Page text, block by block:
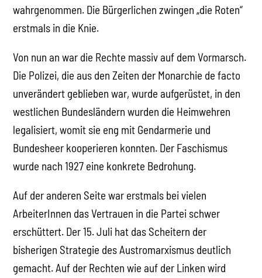
wahrgenommen. Die Bürgerlichen zwingen „die Roten“
erstmals in die Knie.
Von nun an war die Rechte massiv auf dem Vormarsch.
Die Polizei, die aus den Zeiten der Monarchie de facto
unverändert geblieben war, wurde aufgerüstet, in den
westlichen Bundesländern wurden die Heimwehren
legalisiert, womit sie eng mit Gendarmerie und
Bundesheer kooperieren konnten. Der Faschismus
wurde nach 1927 eine konkrete Bedrohung.
Auf der anderen Seite war erstmals bei vielen
ArbeiterInnen das Vertrauen in die Partei schwer
erschüttert. Der 15. Juli hat das Scheitern der
bisherigen Strategie des Austromarxismus deutlich
gemacht. Auf der Rechten wie auf der Linken wird